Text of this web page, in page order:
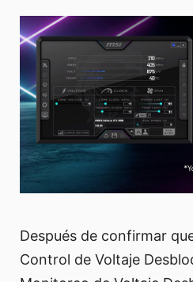
Después de confirmar
Control de Voltaje